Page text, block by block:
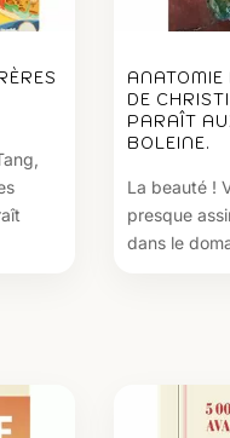
ANATOMIE
DE
PARAÎT
BOLEINE.
La beauté !
presque
dans le